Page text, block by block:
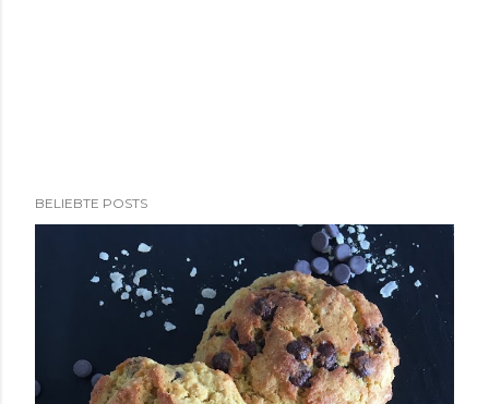
BELIEBTE POSTS